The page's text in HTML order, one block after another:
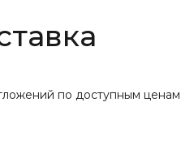
по доступным ценам